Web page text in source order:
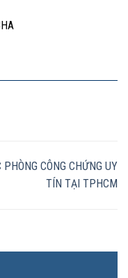
PHÒNG CÔNG CHỨNG UY
TÍN TẠI TPHCM